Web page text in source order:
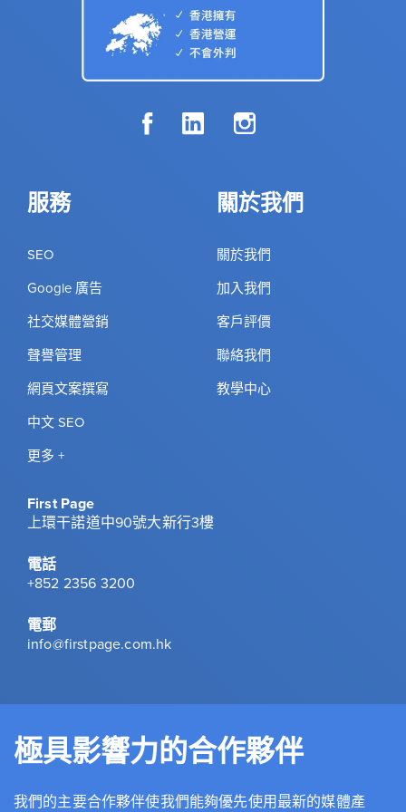
服務
SEO
Google 廣告
社交媒體營銷
聲譽管理
網頁文案撰寫
中文 SEO
更多 +
關於我們
關於我們
加入我們
客戶評價
聯絡我們
教學中心
First Page
上環干諾道中90號大新行3樓
電話
+852 2356 3200
電郵
info@firstpage.com.hk
極具影響力的合作夥伴
我們的主要合作夥伴使我們能夠優先使用最新的媒體產